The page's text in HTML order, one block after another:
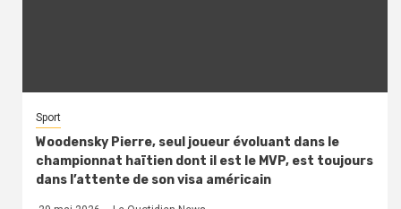
Sport
Woodensky Pierre, seul joueur évoluant dans le
championnat haïtien dont il est le MVP, est toujours
dans l’attente de son visa américain